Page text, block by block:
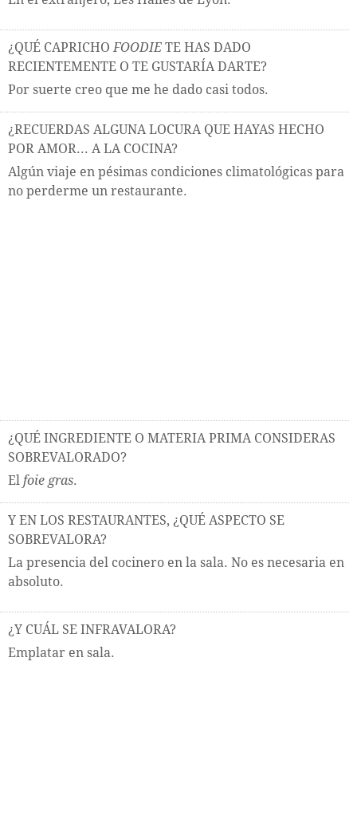
¿QUÉ CAPRICHO FOODIE TE HAS DADO
RECIENTEMENTE O TE GUSTARÍA DARTE?
Por suerte creo que me he dado casi todos.
¿RECUERDAS ALGUNA LOCURA QUE HAYAS HECHO
POR AMOR... A LA COCINA?
Algún viaje en pésimas condiciones climatológicas para
no perderme un restaurante.
¿QUÉ INGREDIENTE O MATERIA PRIMA CONSIDERAS
SOBREVALORADO?
El foie gras.
Y EN LOS RESTAURANTES, ¿QUÉ ASPECTO SE
SOBREVALORA?
La presencia del cocinero en la sala. No es necesaria en
absoluto.
¿Y CUÁL SE INFRAVALORA?
Emplatar en sala.